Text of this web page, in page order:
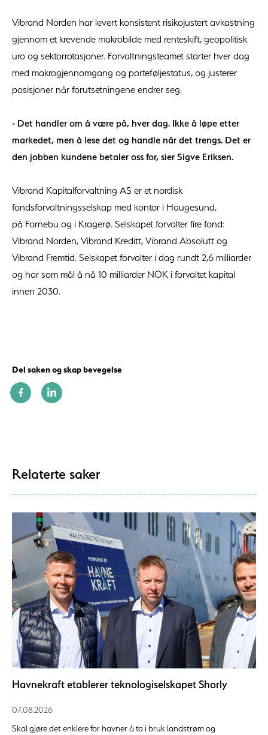
Vibrand Norden har levert konsistent risikojustert avkastning
gjennom et krevende makrobilde med renteskift, geopolitisk
uro og sektorrotasjoner. Forvaltningsteamet starter hver dag
med makrogjennomgang og porteføljestatus, og justerer
posisjoner når forutsetningene endrer seg.
- Det handler om å være på, hver dag. Ikke å løpe etter
markedet, men å lese det og handle når det trengs. Det er
den jobben kundene betaler oss for, sier Sigve Eriksen.
Vibrand Kapitalforvaltning AS er et nordisk
fondsforvaltningsselskap med kontor i Haugesund,
på Fornebu og i Kragerø. Selskapet forvalter fire fond:
Vibrand Norden, Vibrand Kreditt, Vibrand Absolutt og
Vibrand Fremtid. Selskapet forvalter i dag rundt 2,6 milliarder
og har som mål å nå 10 milliarder NOK i forvaltet kapital
innen 2030.
Del saken og skap bevegelse
Relaterte saker
Havnekraft etablerer teknologiselskapet Shorly
07.08.2026
Skal gjøre det enklere for havner å ta i bruk landstrøm og